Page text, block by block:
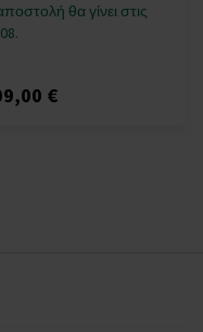
θα γίνει στις
€